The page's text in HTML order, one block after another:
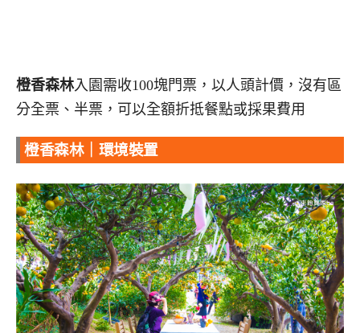
橙香森林入園需收100塊門票，以人頭計價，沒有區
分全票、半票，可以全額折抵餐點或採果費用
橙香森林｜環境裝置